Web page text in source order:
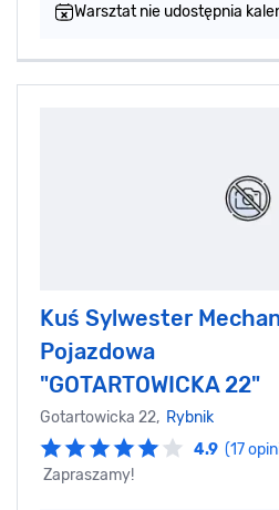
Warsztat nie udostępnia
Kuś Sylwester
Pojazdowa
"GOTARTOWICKA 22"
Gotartowicka 22, Rybnik
4.9 (17
Zapraszamy!